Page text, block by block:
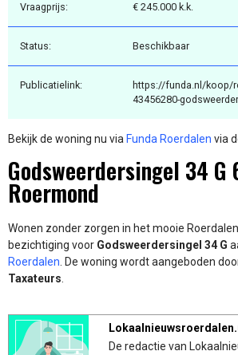
Vraagprijs: € 245.000 k.k.
Status: Beschikbaar
Publicatielink:
https://funda.nl/koop/
43456280-
Bekijk de woning nu via Funda Roerdalen via
Godsweerdersingel 34 G
Roermond
Wonen zonder zorgen in het mooie
bezichtiging voor Godsweerdersingel 34 G
Roerdalen . De woning wordt aangeboden
Taxateurs
De redactie van